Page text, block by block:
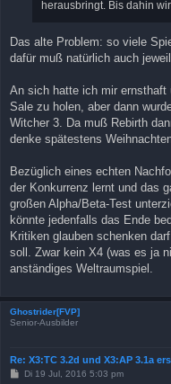
herausbringt. Bis dahin
Das alte Problem: so viele
dafür muß natürlich auch
An sich hatte ich mir ernsthaft
Sale zu holen, aber dann
Witcher 3. Da muß Rebirth
denke spätestens
Bezüglich eines echten
der Konkurrenz lernt und das
großen Alpha/Beta-Test
könnte jedenfalls das Ende
Kritiken glauben schenken
soll. Zwar kein X4 (was es ja
anständiges Weltraumspiel.
Ghostrider[FVP]
Senior-Ausbilder
Re: X3:TC 3.2d und X3:AP 3.1a
BDi 19 Jul, 2016 5:03 pm